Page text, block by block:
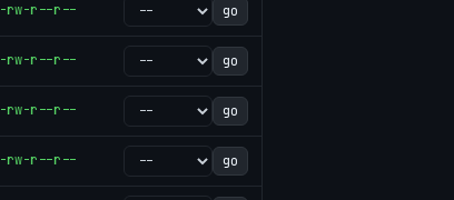
-rw-r--r-- go
-rw-r--r-- go
-rw-r--r-- go
-rw-r--r-- go